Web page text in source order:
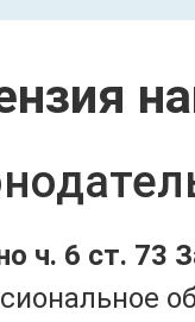
ч. 6 ст. 73